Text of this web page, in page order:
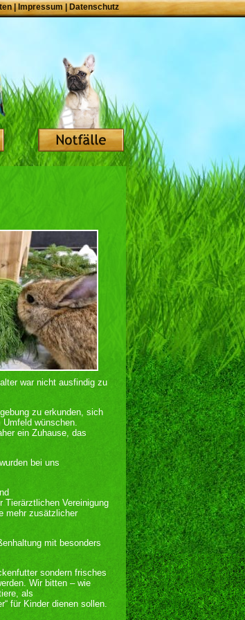
| Impressum|Datenschutz
war nicht ausfindig zu
zu erkunden, sich
wünschen.
ein Zuhause, das
bei uns
Tierärztlichen Vereinigung
mehr zusätzlicher
mit besonders
sondern frisches
Wir bitten – wie
als
für Kinder dienen sollen.